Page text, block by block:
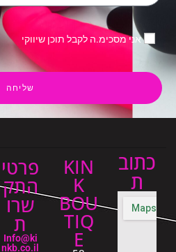
אני מסכימ.ה לקבל תוכן שיווקי
שליחה
כתוב
ת
KIN
K
BOU
TIQ
E
פרטי
התק
שרו
ת
Info@ki
nkb.co.il